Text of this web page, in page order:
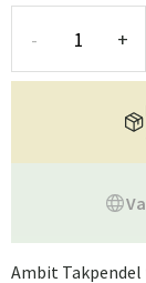
- +
Ambit Takpendel